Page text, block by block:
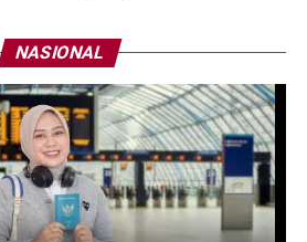
NASIONAL